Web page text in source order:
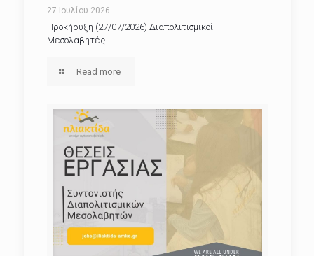
27 Ιουλίου 2026
Προκήρυξη (27/07/2026) Διαπολιτισμικοί
Μεσολαβητές.
Read more